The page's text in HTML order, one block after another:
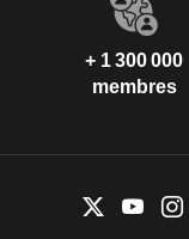
+ 1 300 000
membres